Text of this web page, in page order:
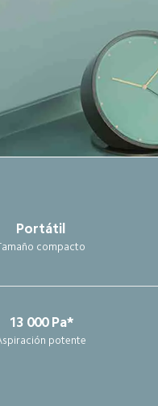
Portátil
compacto
13 000 Pa*
potente